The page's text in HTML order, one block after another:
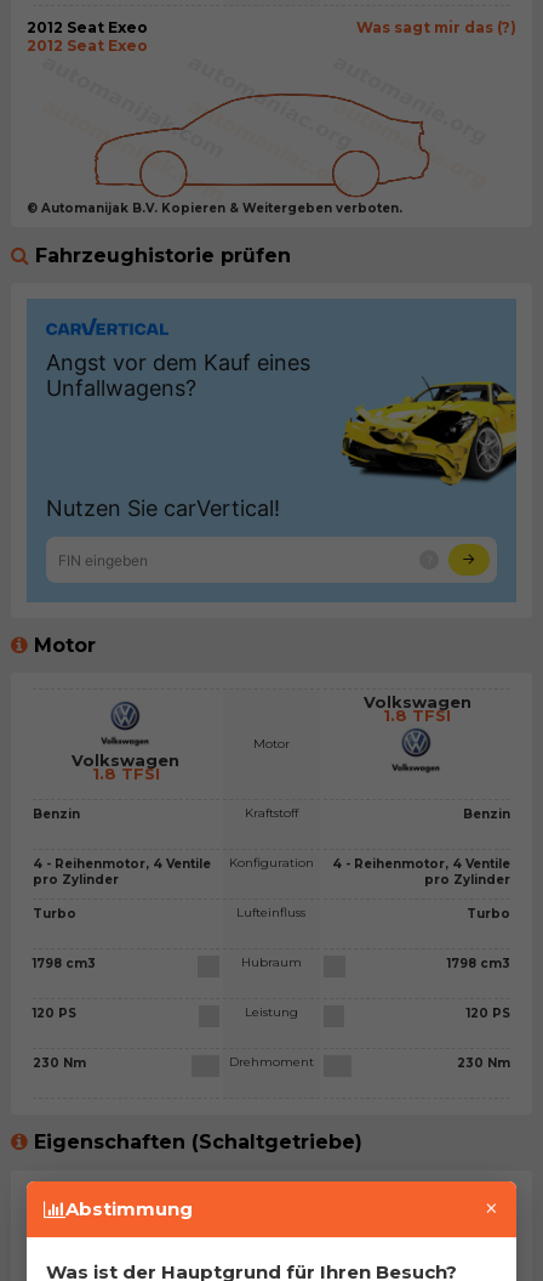
Was sagt mir das (?)
2012 Seat Exeo
2012 Seat Exeo
© Automanijak B.V. Kopieren & Weitergeben verboten.
Fahrzeughistorie prüfen
Motor
Volkswagen
1.8 TFSI
Benzin
4 - Reihenmotor, 4 Ventile
pro Zylinder
Turbo
1798 cm3
120 PS
230 Nm
Motor
Kraftstoff
Konfiguration
Lufteinfluss
Hubraum
Leistung
Drehmoment
Volkswagen
1.8 TFSI
Benzin
4 - Reihenmotor, 4 Ventile
pro Zylinder
Turbo
1798 cm3
120 PS
230 Nm
Eigenschaften (Schaltgetriebe)
Schaltgetriebe - 6 Gänge Schaltgetriebe - 6 Gänge
Abstimmung ×
Was ist der Hauptgrund für Ihren Besuch?